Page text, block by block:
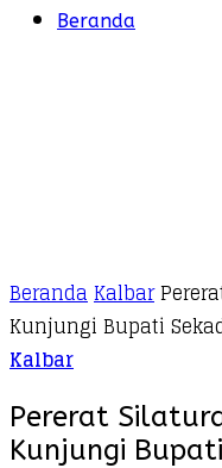
Beranda
BerandaKalbar
Kunjungi Bupati
Kalbar
Pererat
Kunjungi